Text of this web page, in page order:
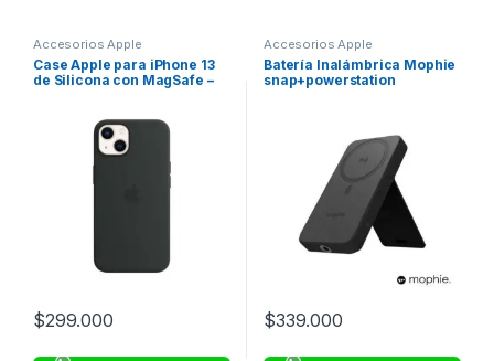
Accesorios Apple
Case Apple para iPhone 13
de Silicona con MagSafe –
$299.000
Accesorios Apple
Batería Inalámbrica Mophie
snap+powerstation
$339.000